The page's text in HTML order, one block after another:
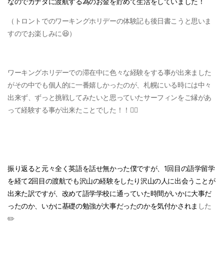
（トロントでのワーキングホリデーの体験記も後日書こうと思いま
すのでお楽しみに😆）
ワーキングホリデーでの滞在中に色々な経験をする事が出来ました
がその中でも個人的に一番嬉しかったのが、札幌にいる時には中々
出来ず、ずっと挑戦してみたいと思っていたサーフィンをご縁があ
って経験する事が出来たことでした！！🏄‍♂️
振り返ると元々全く英語を話せ無かった僕ですが、1回目の語学留学
を経て2回目の渡航でも沢山の経験をしたり沢山の人に出会うことが
出来た訳ですが、改めて語学学校に通っていた時間がいかに大事だ
ったのか、いかに基礎の勉強が大事だったのかを気付かされま した
✏️